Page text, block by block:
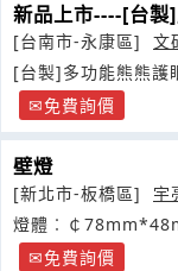
新品上市----[台製
[台南市-永康區]
文
[台製]多功能熊熊護
免費詢價
壁燈
[新北市-板橋區]
宇
燈體︰￠
免費詢價